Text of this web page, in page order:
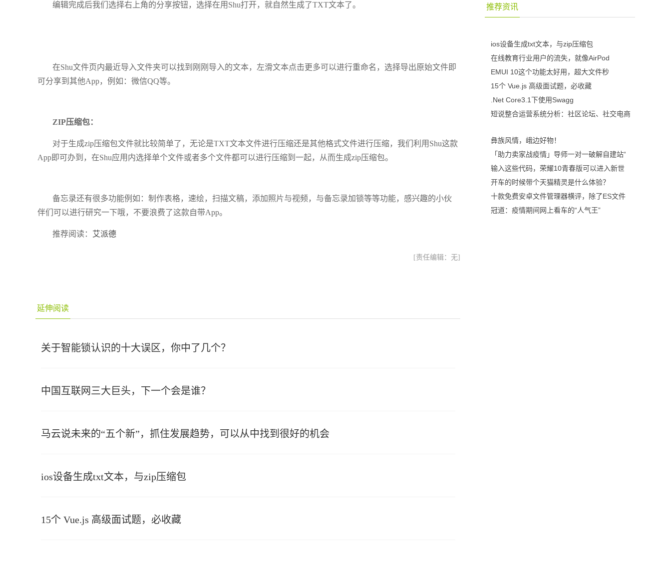
编辑完成后我们选择右上角的分享按钮，选择在用Shu打开，就自然生成了TXT文本了。
在Shu文件页内最近导入文件夹可以找到刚刚导入的文本，左滑文本点击更多可以进行重命名，选择导出原始文件即
可分享到其他App，例如：微信QQ等。
ZIP压缩包：
对于生成zip压缩包文件就比较简单了，无论是TXT文本文件进行压缩还是其他格式文件进行压缩，我们利用Shu这款
App即可办到，在Shu应用内选择单个文件或者多个文件都可以进行压缩到一起，从而生成zip压缩包。
备忘录还有很多功能例如：制作表格，速绘，扫描文稿，添加照片与视频，与备忘录加锁等等功能，感兴趣的小伙
伴们可以进行研究一下哦，不要浪费了这款自带App。
推荐阅读： 艾派德
[责任编辑：无]
延伸阅读
关于智能锁认识的十大误区，你中了几个？
中国互联网三大巨头，下一个会是谁？
马云说未来的“五个新”，抓住发展趋势，可以从中找到很好的机会
ios设备生成txt文本，与zip压缩包
15个 Vue.js 高级面试题，必收藏
推荐资讯
ios设备生成txt文本，与zip压缩包
在线教育行业用户的流失，就像AirPod
EMUI 10这个功能太好用，超大文件秒
15个 Vue.js 高级面试题，必收藏
.Net Core3.1下使用Swagg
短说整合运营系统分析：社区论坛、社交电商
彝族风情，峨边好物！
「助力卖家战疫情」导师一对一破解自建站“
输入这些代码，荣耀10青春版可以进入新世
开车的时候带个天猫精灵是什么体验？
十款免费安卓文件管理器横评，除了ES文件
冠道：疫情期间网上看车的“人气王”